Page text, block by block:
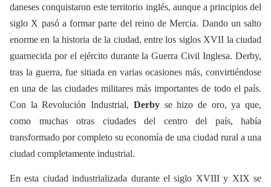
daneses conquistaron este territorio inglés, aunque a principios del
siglo X pasó a formar parte del reino de Mercia. Dando un salto
enorme en la historia de la ciudad, entre los siglos XVII la ciudad
guarnecida por el ejército durante la Guerra Civil Inglesa. Derby,
tras la guerra, fue sitiada en varias ocasiones más, convirtiéndose
en una de las ciudades militares más importantes de todo el país.
Con la Revolución Industrial, Derbyse hizo de oro, ya que,
como muchas otras ciudades del centro del país, había
transformado por completo su economía de una ciudad rural a una
ciudad completamente industrial.
En esta ciudad industrializada durante el siglo XVIII y XIX se